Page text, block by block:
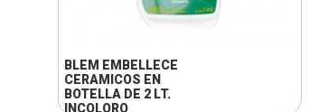
+ INFO
BLEM EMBELLECE
CERAMICOS EN
BOTELLA DE 2 LT.
INCOLORO